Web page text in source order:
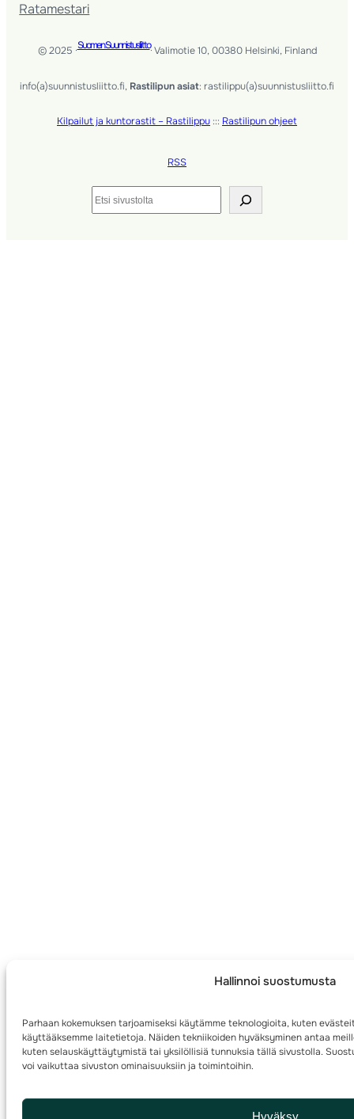
Hallinnoi suostumusta
Parhaan kokemuksen tarjoamiseksi käytämme teknologioita, kuten
käyttääksemme laitetietoja. Näiden tekniikoiden hyväksyminen antaa
kuten selauskäyttäytymistä tai yksilöllisiä tunnuksia tällä sivustolla.
voi vaikuttaa sivuston ominaisuuksiin ja toimintoihin.
Hyväksy
Ratamestari
© 2025 ·Suomen Suunnistusliitto· Valimotie 10, 00380 Helsinki, Finland
info(a)suunnistusliitto.fi, Rastilipun asiat: rastilippu(a)suunnistusliitto.fi
Kilpailut ja kuntorastit – Rastilippu ::: Rastilipun ohjeet
RSS
Etsi